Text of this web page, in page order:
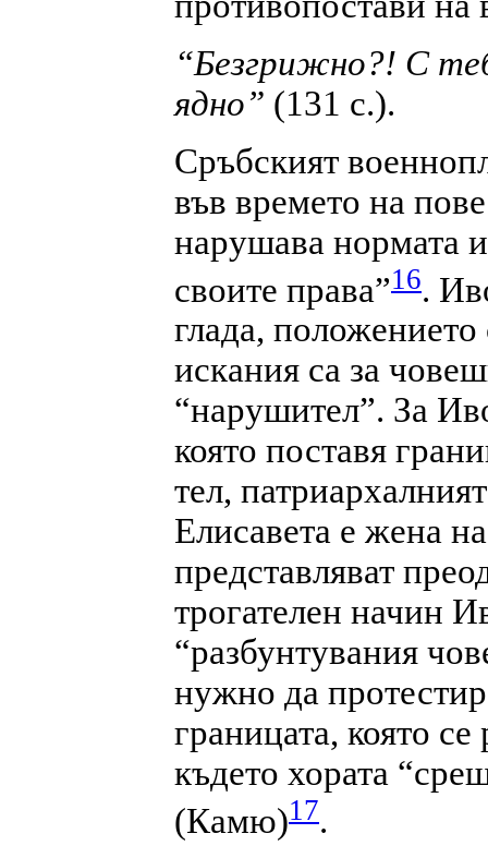
“Безгрижно?! С
ядно” (131 с.).
Сръбският
във времето на
нарушава нормата
своите права”16.
глада,
искания са за
“нарушител”. За
която поставя
тел,
Елисавета е жена
представляват
трогателен начин
“разбунтувания
нужно да
границата, която
където хората
(Камю)17.